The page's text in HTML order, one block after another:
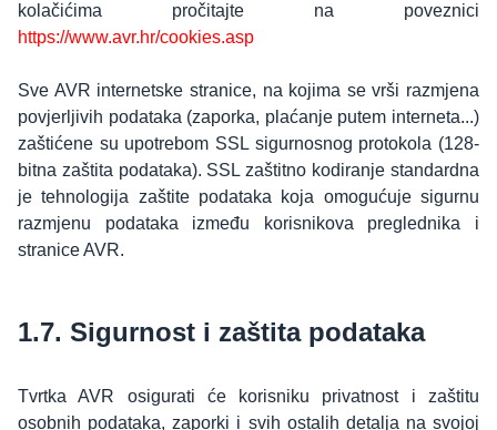
kolačićima pročitajte na poveznici
https://www.avr.hr/cookies.asp
Sve AVR internetske stranice, na kojima se vrši razmjena
povjerljivih podataka (zaporka, plaćanje putem interneta...)
zaštićene su upotrebom SSL sigurnosnog protokola (128-
bitna zaštita podataka). SSL zaštitno kodiranje standardna
je tehnologija zaštite podataka koja omogućuje sigurnu
razmjenu podataka između korisnikova preglednika i
stranice AVR.
1.7. Sigurnost i zaštita podataka
Tvrtka AVR osigurati će korisniku privatnost i zaštitu
osobnih podataka, zaporki i svih ostalih detalja na svojoj